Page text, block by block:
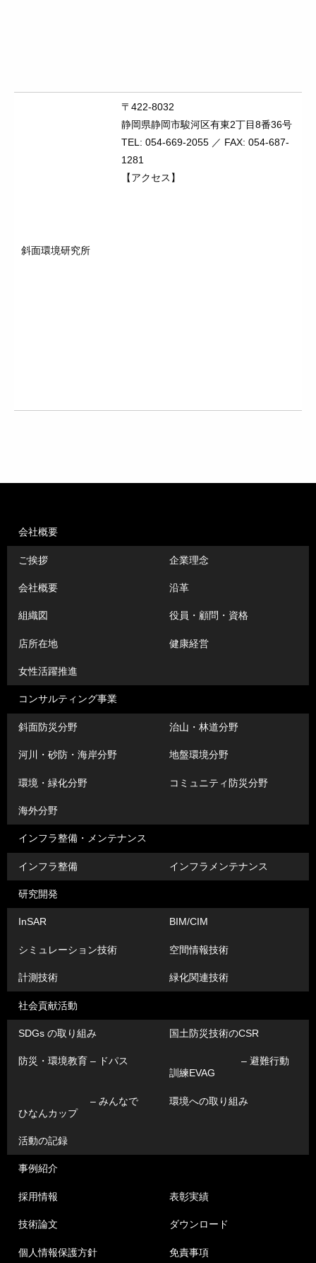
斜面環境研究所
〒422-8032
静岡県静岡市駿河区有東2丁目8番36号
TEL: 054-669-2055 ／ FAX: 054-687-
1281
【アクセス】
会社概要
ご挨拶 企業理念
会社概要 沿革
組織図 役員・顧問・資格
店所在地 健康経営
女性活躍推進
コンサルティング事業
斜面防災分野 治山・林道分野
河川・砂防・海岸分野 地盤環境分野
環境・緑化分野 コミュニティ防災分野
海外分野
インフラ整備・メンテナンス
インフラ整備 インフラメンテナンス
研究開発
InSAR BIM/CIM
シミュレーション技術 空間情報技術
計測技術 緑化関連技術
社会貢献活動
SDGs の取り組み 国土防災技術のCSR
防災・環境教育 – ドパス
– 避難行動
訓練EVAG
– みんなで
ひなんカップ
環境への取り組み
活動の記録
事例紹介
採用情報 表彰実績
技術論文 ダウンロード
個人情報保護方針 免責事項